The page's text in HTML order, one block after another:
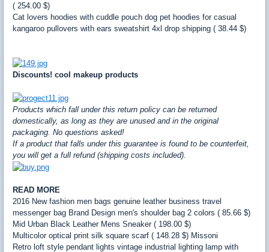
( 254.00 $)
Cat lovers hoodies with cuddle pouch dog pet hoodies for casual
kangaroo pullovers with ears sweatshirt 4xl drop shipping ( 38.44 $)
Discounts! cool makeup products
Products which fall under this return policy can be returned
domestically, as long as they are unused and in the original
packaging. No questions asked!
If a product that falls under this guarantee is found to be counterfeit,
you will get a full refund (shipping costs included).
READ MORE
2016 New fashion men bags genuine leather business travel
messenger bag Brand Design men's shoulder bag 2 colors ( 85.66 $)
Mid Urban Black Leather Mens Sneaker ( 198.00 $)
Multicolor optical print silk square scarf ( 148.28 $) Missoni
Retro loft style pendant lights vintage industrial lighting lamp with